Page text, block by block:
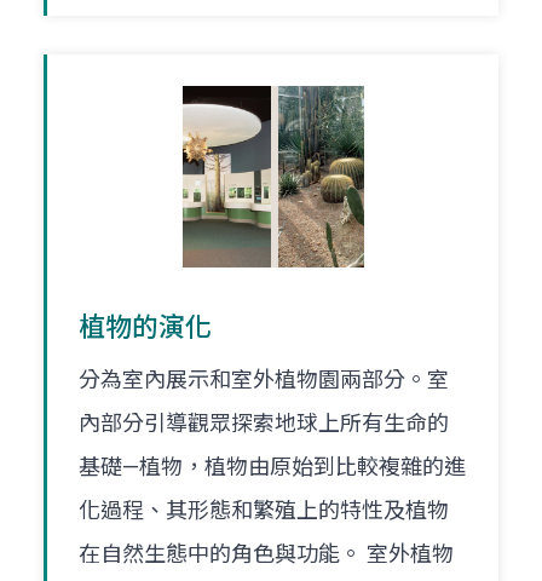
植物的演化
分為室內展示和室外植物園兩部分。室
內部分引導觀眾探索地球上所有生命的
基礎—植物，植物由原始到比較複雜的進
化過程、其形態和繁殖上的特性及植物
在自然生態中的角色與功能。 室外植物